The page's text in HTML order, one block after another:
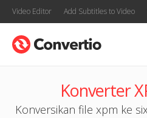
Video Editor Add Subtitles to Video
Konverter
Konversikan file xpm ke